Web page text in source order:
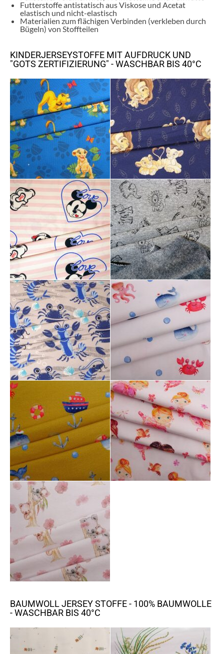
Futterstoffe antistatisch aus Viskose und Acetat
elastisch und nicht-elastisch
Materialien zum flächigen Verbinden (verkleben durch
Bügeln) von Stoffteilen
KINDERJERSEYSTOFFE MIT AUFDRUCK UND
"GOTS ZERTIFIZIERUNG" - WASCHBAR BIS 40°C
BAUMWOLL JERSEY STOFFE - 100% BAUMWOLLE
- WASCHBAR BIS 40°C